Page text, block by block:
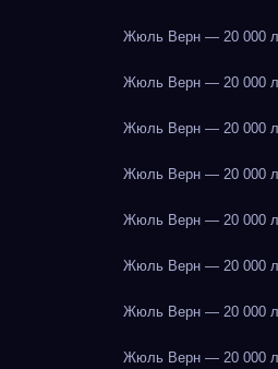
Жюль Верн — 20 000
Жюль Верн — 20 000
Жюль Верн — 20 000
Жюль Верн — 20 000
Жюль Верн — 20 000
Жюль Верн — 20 000
Жюль Верн — 20 000
Жюль Верн — 20 000